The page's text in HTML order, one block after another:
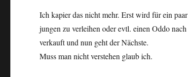
Ich kapier das nicht mehr. Erst wird für ein
jungen zu verleihen oder evtl. einen Oddo
verkauft und nun geht der Nächste.
Muss man nicht verstehen glaub ich.